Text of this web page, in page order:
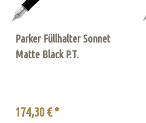
Parker Füllhalter Sonnet
Matte Black P.T.
174,30 € *